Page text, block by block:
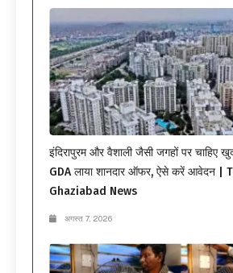
इंदिरापुरम और वैशाली जैसी जगहों पर चाहिए
GDA लाया शानदार ऑफर, ऐसे करें आवेदन |
Ghaziabad News
अगस्त 7, 2026